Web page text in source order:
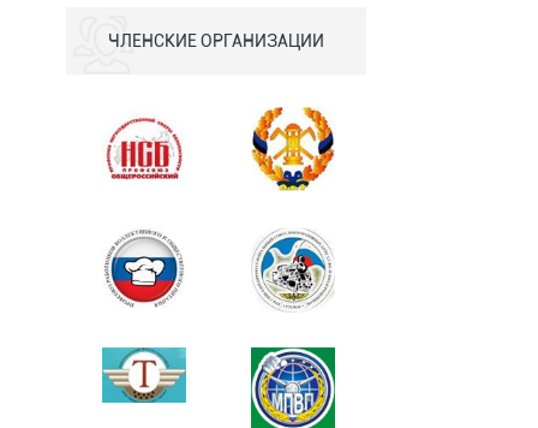
ЧЛЕНСКИЕ ОРГАНИЗАЦИИ